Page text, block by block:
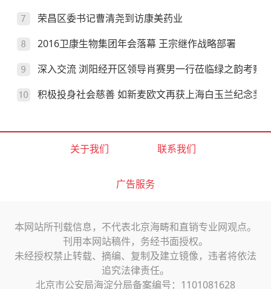
荣昌区委书记曹清尧到访康美药业
2016卫康生物集团年会落幕 王宗继作战略部署
深入交流 浏阳经开区领导肖赛男一行莅临绿之韵考察
积极投身社会慈善 如新麦欧文再获上海白玉兰纪念奖
关于我们 联系我们
广告服务
本网站所刊载信息，不代表北京海畴和直销专业网观点。
刊用本网站稿件，务经书面授权。
未经授权禁止转载、摘编、复制及建立镜像，违者将依法
追究法律责任。
北京市公安局海淀分局备案编号：1101081628